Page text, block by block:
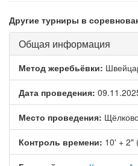
Другие турниры в
Общая информация
Метод жеребьёвки:
Дата проведения:
Место проведения:
Контроль времени: 10' + 2"